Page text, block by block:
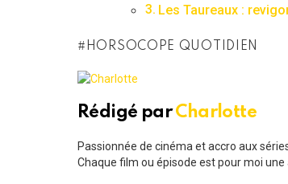
Les Taureaux :
HORSOCOPE QUOTIDIEN
Rédigé parCharlotte
Passionnée de cinéma et accro aux
Chaque film ou épisode est pour moi